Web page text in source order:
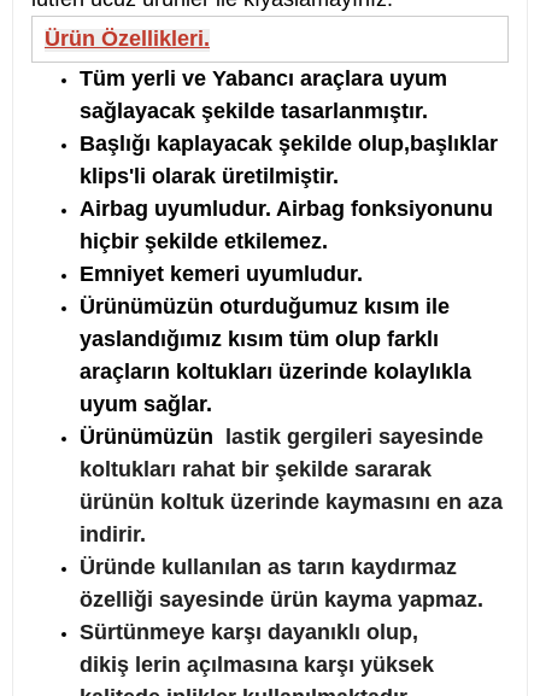
Ürün Özellikleri.
Tüm yerli ve Yabancı araçlara uyum
sağlayacak şekilde tasarlanmıştır.
Başlığı kaplayacak şekilde olup,başlıklar
klips'li olarak üretilmiştir.
Airbag uyumludur. Airbag fonksiyonunu
hiçbir şekilde etkilemez.
Emniyet kemeri uyumludur.
Ürünümüzün oturduğumuz kısım ile
yaslandığımız kısım tüm olup farklı
araçların koltukları üzerinde kolaylıkla
uyum sağlar.
Ürünümüzün
lastik gergileri sayesinde
koltukları rahat bir şekilde sararak
ürünün koltuk üzerinde kaymasını en aza
indirir.
Üründe kullanılan as tarın kaydırmaz
özelliği sayesinde ürün kayma yapmaz.
Sürtünmeye karşı dayanıklı olup,
dikiş lerin açılmasına karşı yüksek